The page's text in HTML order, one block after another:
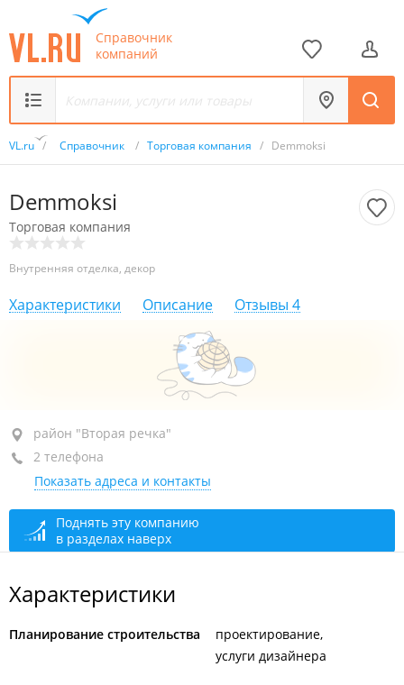
Справочник
компаний
VL.ru / Справочник / Торговая компания / Demmoksi
Demmoksi
Торговая компания
Внутренняя отделка, декор
Характеристики Описание Отзывы 4
район "Вторая речка", ул. Бородинская, 46/50
ТЦ "Виктория", 2-й этаж, пав. 110
+7 (423) 224-20-42
+7 924 338-57-82
закрыто, откроется в 09:00
район "Вторая речка"
2 телефона
Показать адреса и контакты
Поднять эту компанию
в разделах наверх
Характеристики
Планирование строительства
проектирование
услуги дизайнера